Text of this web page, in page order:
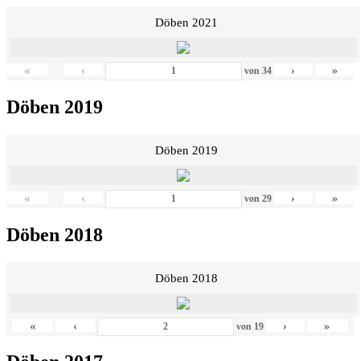
Döben 2021
« ‹ von 34 › »
Döben 2019
Döben 2019
« ‹ von 29 › »
Döben 2018
Döben 2018
« ‹ von 19 › »